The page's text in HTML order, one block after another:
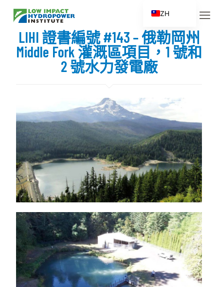
LIHI 證書編號 #143 – 俄勒岡州
Middle Fork 灌溉區項目，1 號和
2 號水力發電廠
ZH
EN
ES